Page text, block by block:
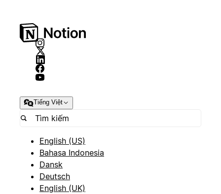
Tiếng Việt
English (US)
Bahasa Indonesia
Dansk
Deutsch
English (UK)